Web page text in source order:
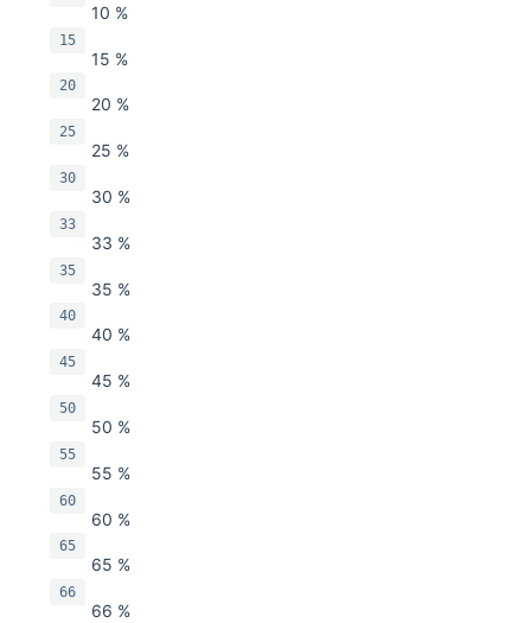
10 %
15
15 %
20
20 %
25
25 %
30
30 %
33
33 %
35
35 %
40
40 %
45
45 %
50
50 %
55
55 %
60
60 %
65
65 %
66
66 %